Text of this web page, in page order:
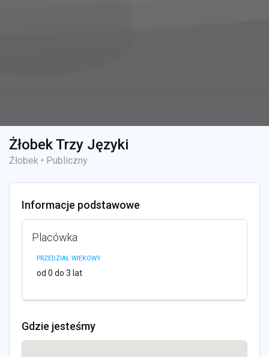
Żłobek Trzy Języki
Żłobek • Publiczny
Informacje podstawowe
Placówka
PRZEDZIAŁ WIEKOWY
od 0 do 3 lat
Gdzie jesteśmy